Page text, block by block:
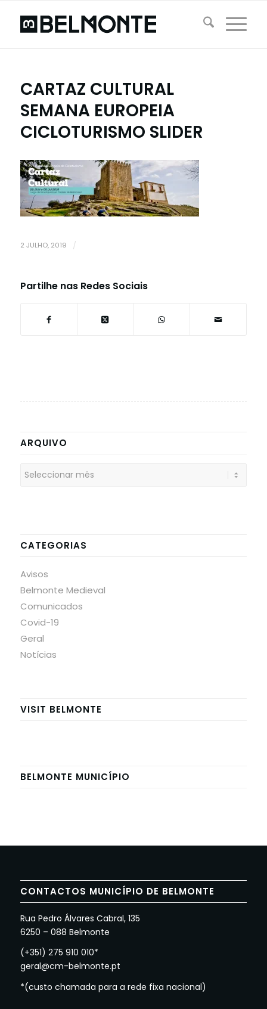
CARTAZ CULTURAL
SEMANA EUROPEIA
CICLOTURISMO SLIDER
2 JULHO, 2019 /
Partilhe nas Redes Sociais
ARQUIVO
CATEGORIAS
Avisos
Belmonte Medieval
Comunicados
Covid-19
Geral
Notícias
VISIT BELMONTE
BELMONTE MUNICÍPIO
CONTACTOS MUNICÍPIO DE BELMONTE
Rua Pedro Álvares Cabral, 135
6250 – 088 Belmonte
(+351) 275 910 010*
geral@cm-belmonte.pt
*(custo chamada para a rede fixa nacional)